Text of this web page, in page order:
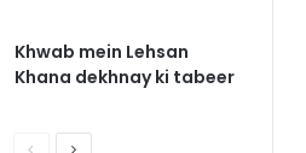
Khwab mein Lehsan
Khana dekhnay ki tabeer